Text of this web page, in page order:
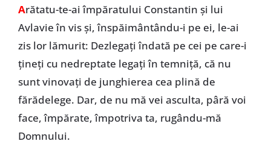
Arătatu-te-ai împăratului Constantin şi lui
Avlavie în vis şi, înspăimântându-i pe ei, le-ai
zis lor lămurit: Dezlegaţi îndată pe cei pe care-i
ţineţi cu nedreptate legaţi în temniţă, că nu
sunt vinovaţi de junghierea cea plină de
fărădelege. Dar, de nu mă vei asculta, pâră voi
face, împărate, împotriva ta, rugându-mă
Domnului.